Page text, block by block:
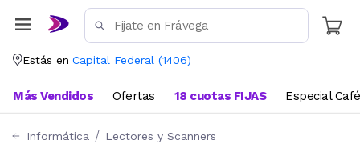
Estás en Capital Federal (1406)
Más Vendidos Ofertas 18 cuotas FIJAS Especial Café
Informática Lectores y Scanners